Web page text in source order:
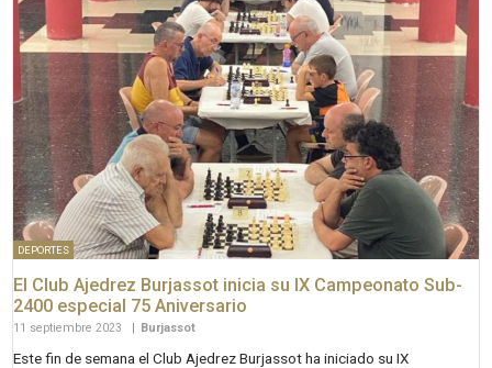
DEPORTES
El Club Ajedrez Burjassot inicia su IX Campeonato Sub-
2400 especial 75 Aniversario
11 septiembre 2023 Burjassot
Este fin de semana el Club Ajedrez Burjassot ha iniciado su IX